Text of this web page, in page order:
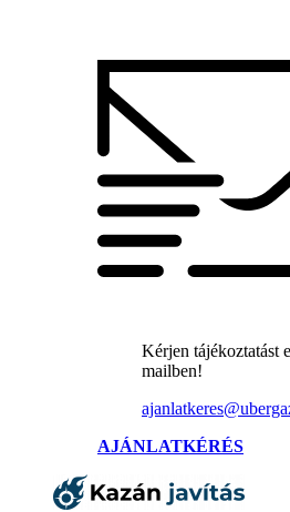
Kérjen tájékoztatást
mailben!
AJÁNLATKÉRÉS